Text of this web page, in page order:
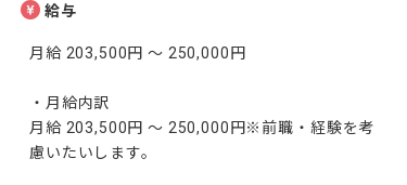
給与
月給 203,500円 ～ 250,000円
・月給内訳
月給 203,500円 ～ 250,000円※前職・経験を考
慮いたいします。